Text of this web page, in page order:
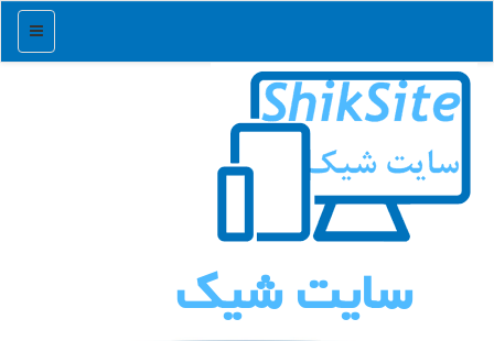
منو
سایت شیك